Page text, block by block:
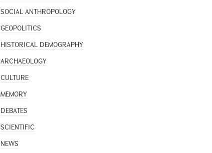
SOCIAL ANTHROPOLOGY
GEOPOLITICS
HISTORICAL DEMOGRAPHY
ARCHAEOLOGY
CULTURE
MEMORY
DEBATES
SCIENTIFIC
NEWS